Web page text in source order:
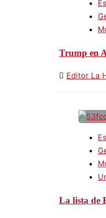
Trump en
Editor La
La lista de